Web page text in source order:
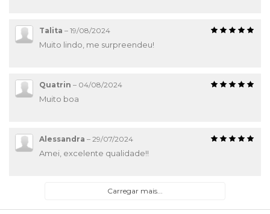
Talita – 19/08/2024
Muito lindo, me surpreendeu!
Quatrin – 04/08/2024
Muito boa
Alessandra – 29/07/2024
Amei, excelente qualidade!!
Carregar mais...